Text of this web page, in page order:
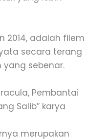
2014, adalah filem
secara terang
yang sebenar.
Pembantai
Salib” karya
merupakan